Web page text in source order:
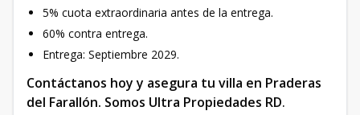
5% cuota extraordinaria antes de la entrega.
60% contra entrega.
Entrega: Septiembre 2029.
Contáctanos hoy y asegura tu villa en Praderas
del Farallón. Somos Ultra Propiedades RD.